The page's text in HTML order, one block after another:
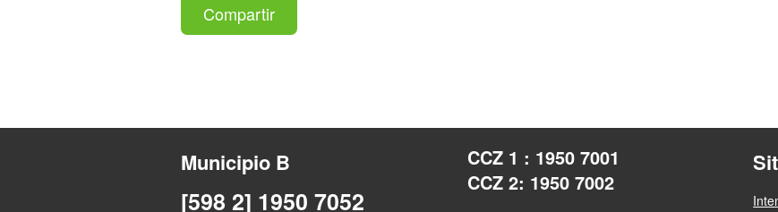
Compartir
Municipio B
[598 2] 1950 7052
CCZ 1 : 1950 7001
CCZ 2: 1950 7002